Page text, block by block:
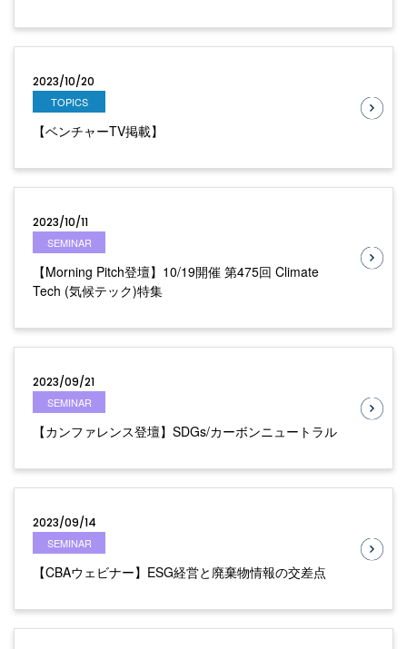
2023/10/20
TOPICS
【ベンチャーTV掲載】
2023/10/11
SEMINAR
【Morning Pitch登壇】10/19開催 第475回 Climate
Tech (気候テック)特集
2023/09/21
SEMINAR
【カンファレンス登壇】SDGs/カーボンニュートラル
2023/09/14
SEMINAR
【CBAウェビナー】ESG経営と廃棄物情報の交差点